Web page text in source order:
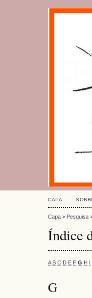
CAPA
Capa > Pesquisa
Índice
A B C D E F G H I
G